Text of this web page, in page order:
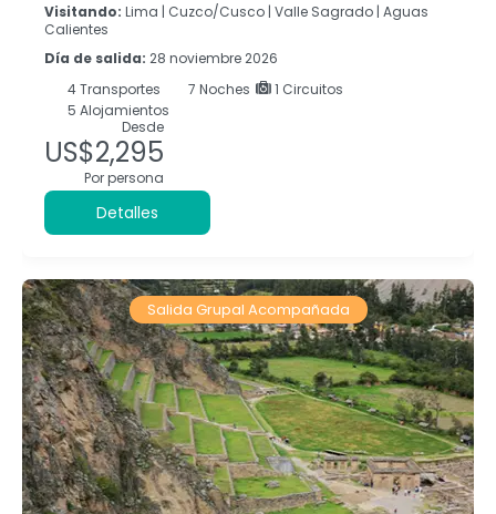
Visitando: Lima | Cuzco/Cusco | Valle Sagrado | Aguas
Calientes
Día de salida: 28 noviembre 2026
4Transportes 7 Noches
1 Circuitos
5 Alojamientos
Desde
US$2,295
Por persona
Detalles
Salida Grupal Acompañada